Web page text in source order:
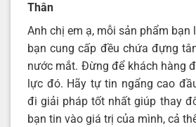
Thân
Anh chị em ạ, mỗi sản phẩm bạn
bạn cung cấp đều chứa đựng
nước mắt. Đừng để khách hàng
lực đó. Hãy tự tin ngẩng cao
đi giải pháp tốt nhất giúp thay
bạn tin vào giá trị của mình, cả